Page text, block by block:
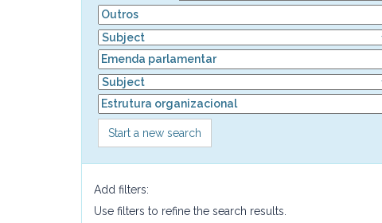
Start a new search
Add filters:
Use filters to refine the search results.